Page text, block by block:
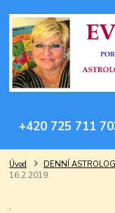
+420 725 711
Úvod DENNÍ
16.2.2019
.